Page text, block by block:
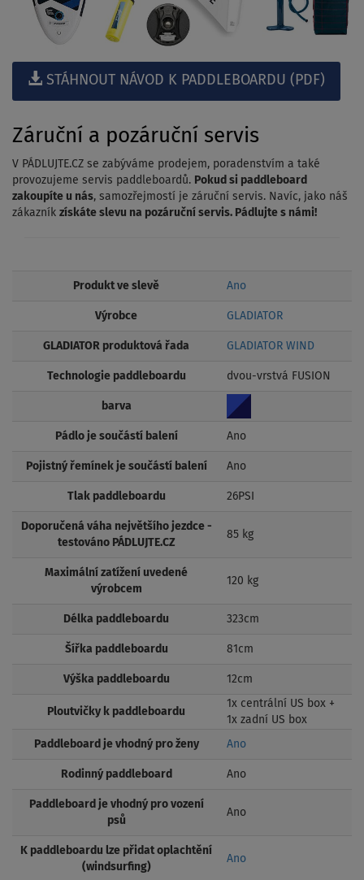
STÁHNOUT NÁVOD K PADDLEBOARDU (PDF)
Záruční a pozáruční servis
V PÁDLUJTE.CZ se zabýváme prodejem, poradenstvím a také
provozujeme servis paddleboardů. Pokud si paddleboard
zakoupíte u nás, samozřejmostí je záruční servis. Navíc, jako náš
zákazník získáte slevu na pozáruční servis. Pádlujte s námi!
Produkt ve slevě Ano
Výrobce GLADIATOR
GLADIATOR produktová řada GLADIATOR WIND
Technologie paddleboardu dvou-vrstvá FUSION
barva
Pádlo je součástí balení Ano
Pojistný řemínek je součástí balení Ano
Tlak paddleboardu 26PSI
Doporučená váha největšího jezdce -
testováno PÁDLUJTE.CZ
85 kg
Maximální zatížení uvedené
výrobcem
120 kg
Délka paddleboardu 323cm
Šířka paddleboardu 81cm
Výška paddleboardu 12cm
Ploutvičky k paddleboardu
1x centrální US box +
1x zadní US box
Paddleboard je vhodný pro ženy Ano
Rodinný paddleboard Ano
Paddleboard je vhodný pro vození
psů
Ano
K paddleboardu lze přidat oplachtění
(windsurfing)
Ano